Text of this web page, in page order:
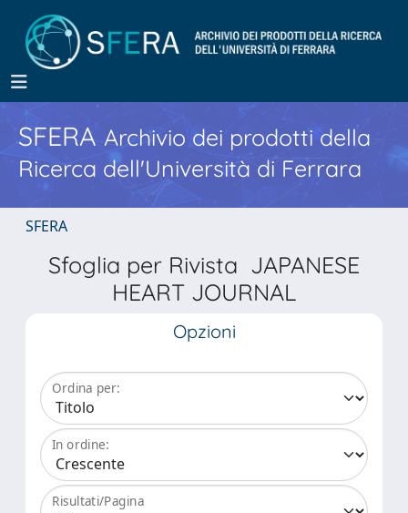
SFERA Archivio dei prodotti della
Ricerca dell'Università di Ferrara
SFERA
Sfoglia per Rivista JAPANESE
HEART JOURNAL
Opzioni
Ordina per:
In ordine:
Risultati/Pagina